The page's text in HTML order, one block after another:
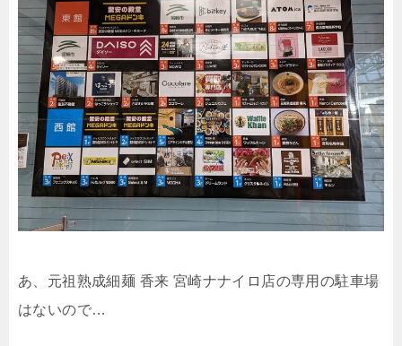
あ、元祖熟成細麺 香来 宮崎ナナイロ店の専用の駐車場
はないので…